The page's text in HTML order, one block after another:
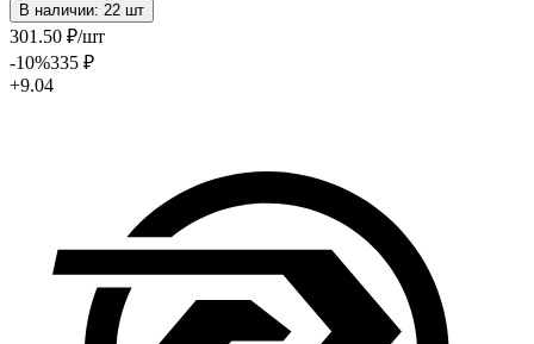
В наличии: 22 шт
301 .50 ₽/шт
-10%335 ₽
+9.04